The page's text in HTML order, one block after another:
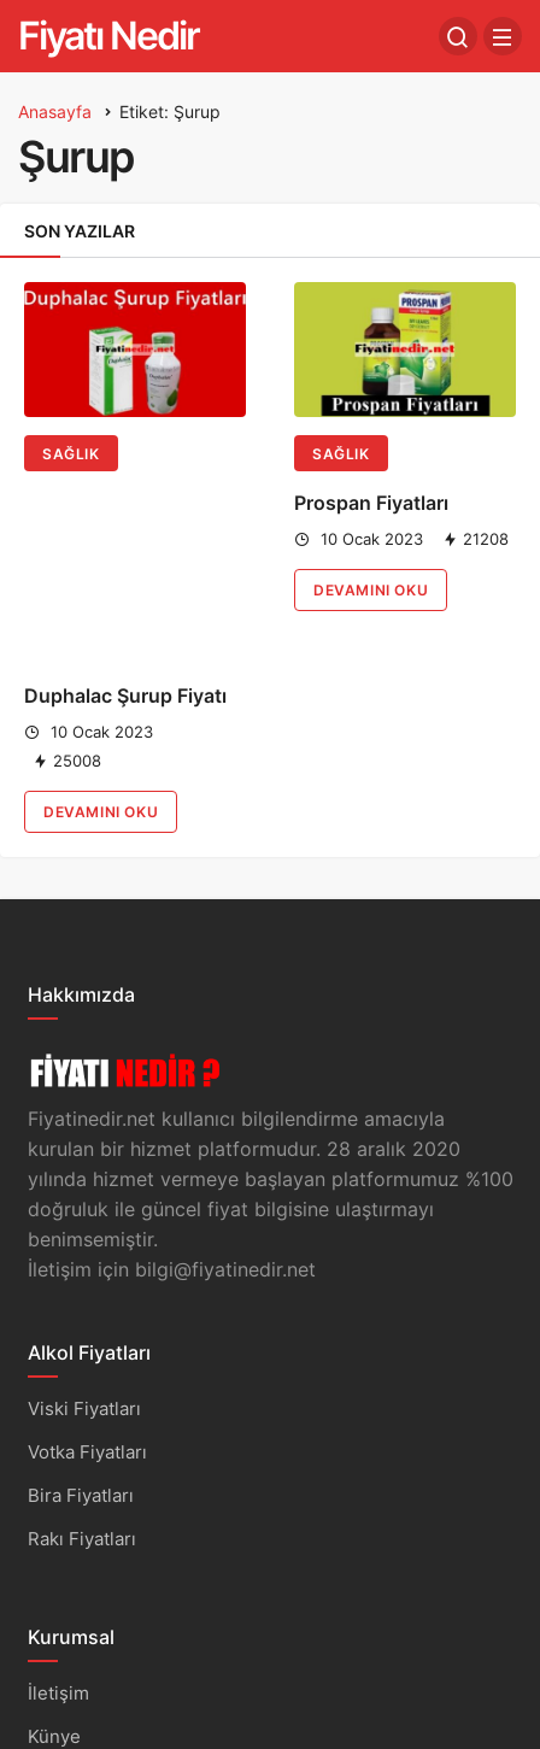
Fiyatı Nedir
Anasayfa Etiket: Şurup
Şurup
SON YAZILAR
SAĞLIK
Duphalac Şurup Fiyatı
10 Ocak 2023
25008
DEVAMINI OKU
SAĞLIK
Prospan Fiyatları
10 Ocak 2023 21208
DEVAMINI OKU
Hakkımızda
Fiyatinedir.net kullanıcı bilgilendirme amacıyla
kurulan bir hizmet platformudur. 28 aralık 2020
yılında hizmet vermeye başlayan platformumuz %100
doğruluk ile güncel fiyat bilgisine ulaştırmayı
benimsemiştir.
İletişim için bilgi@fiyatinedir.net
Alkol Fiyatları
Viski Fiyatları
Votka Fiyatları
Bira Fiyatları
Rakı Fiyatları
Kurumsal
İletişim
Künye